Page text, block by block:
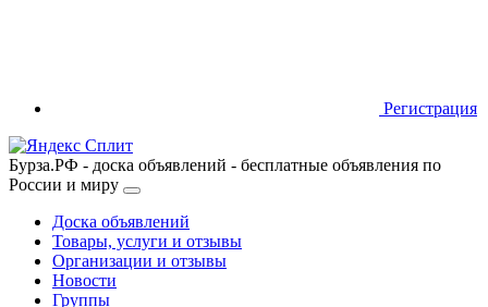
Регистрация
Бурза.РФ - доска объявлений - бесплатные объявления по
России и миру
Доска объявлений
Товары, услуги и отзывы
Организации и отзывы
Новости
Группы